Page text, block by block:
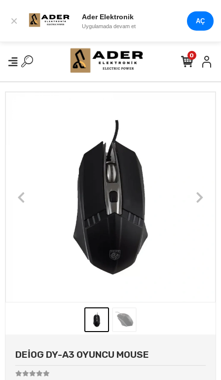
× Ader Elektronik
Uygulamada devam et
AÇ
0
DEİOG DY-A3 OYUNCU MOUSE